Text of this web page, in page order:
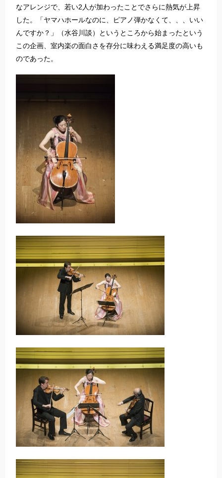
なアレンジで、若い2人が加わったことでさらに熱気が上昇
した。「ヤマハホールなのに、ピアノ弾かなくて、、、いい
んですか？」（水谷川談）というところから始まったという
この企画、室内楽の面白さを存分に味わえる満足度の高いも
のであった。